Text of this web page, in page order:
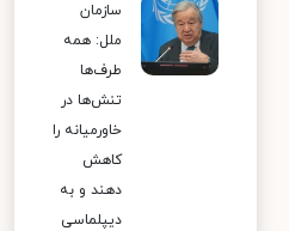
سازمان
ملل: همه
طرف‌ها
تنش‌ها در
خاورمیانه را
کاهش
دهند و به
دیپلماسی